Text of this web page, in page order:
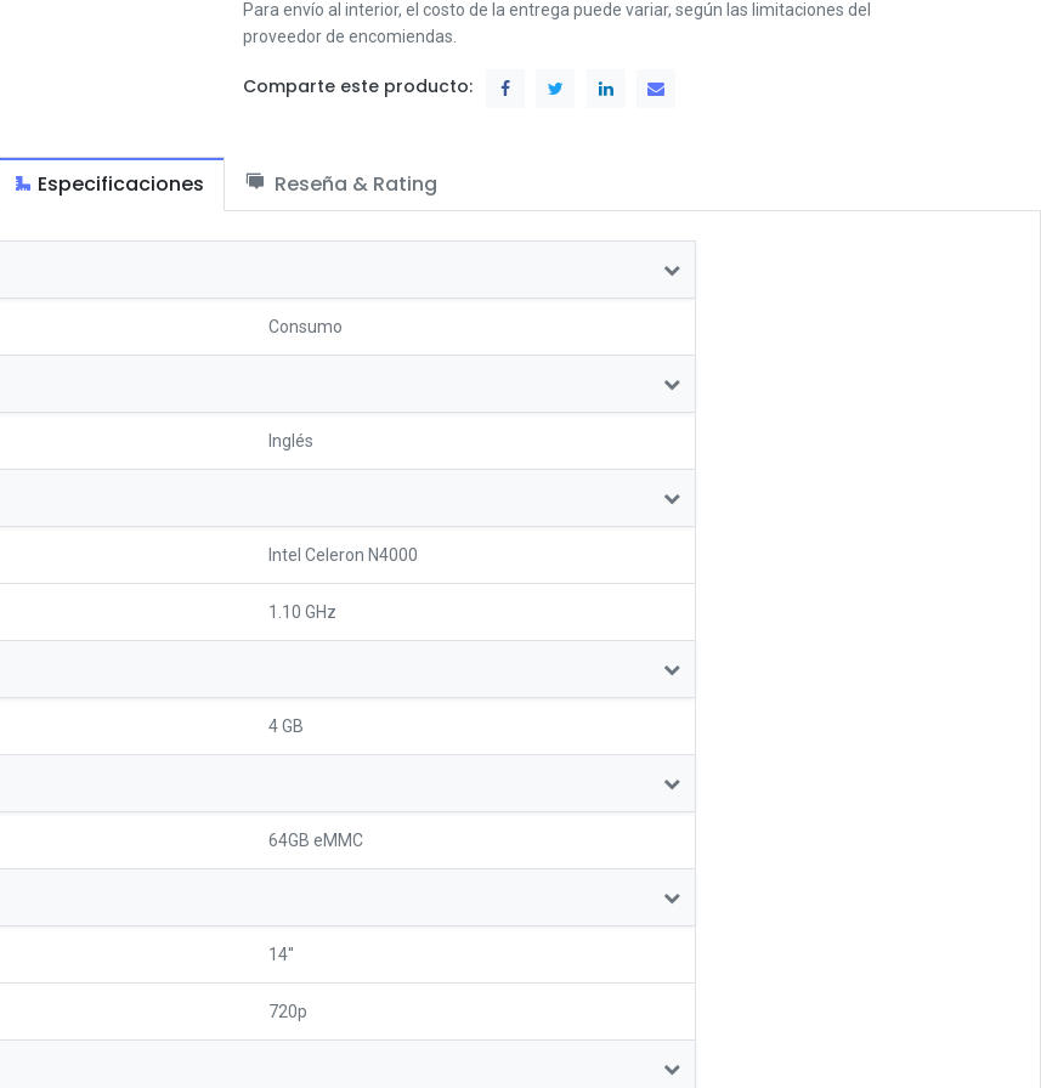
Para envío al interior, el costo de la entrega puede variar, según las limitaciones del
proveedor de encomiendas.
Comparte este producto:
Especificaciones Reseña & Rating
Consumo
Inglés
Intel Celeron N4000
1.10 GHz
4 GB
64GB eMMC
14''
720p